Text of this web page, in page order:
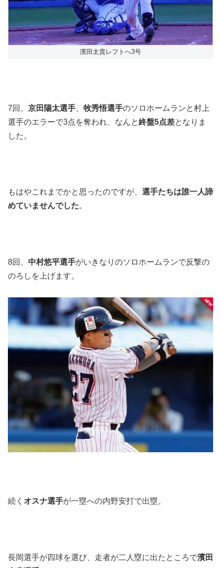
濱田太貴レフトへ3号
7回、 京田陽太選手 牧秀悟選手のソロホームランと村上
選手のエラーで3点を奪われ、なんと終盤5点差となりま
した。
もはやこれまでかと思ったのですが、 選手たちは誰一人諦
めていませんでした。
8回、 中村悠平選手がいきなりのソロホームランで反撃の
のろしを上げます。
続く オスナ選手が一塁への内野安打で出塁。
長岡選手が四球を選び、走者が二人塁に出たところで濱田